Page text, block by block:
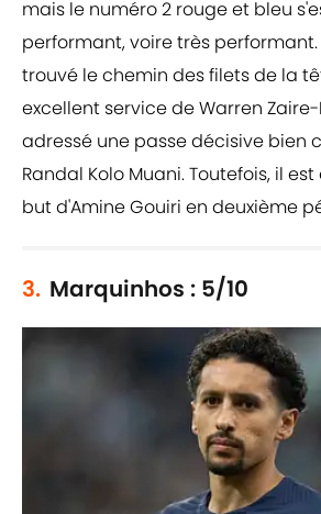
mais le numéro 2 rouge et bleu
performant, voire très
trouvé le chemin des filets de la
excellent service de Warren
adressé une passe décisive bien
Randal Kolo Muani. Toutefois, il
but d'Amine Gouiri en deuxième
3. Marquinhos : 5/10